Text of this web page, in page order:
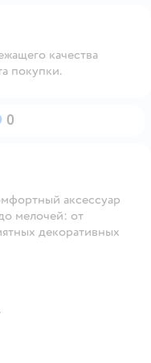
качества
покупки.
0
аксессуар
мелочей: от
декоративных